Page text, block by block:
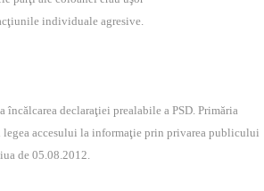
individuale agresive.
declaraţiei prealabile a PSD. Primăria
accesului la informaţie prin privarea publicului
de 05.08.2012.